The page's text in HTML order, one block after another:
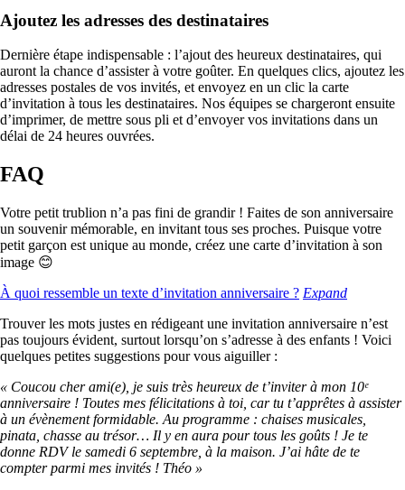
Ajoutez les adresses des destinataires
Dernière étape indispensable : l’ajout des heureux destinataires, qui
auront la chance d’assister à votre goûter. En quelques clics, ajoutez les
adresses postales de vos invités, et envoyez en un clic la carte
d’invitation à tous les destinataires. Nos équipes se chargeront ensuite
d’imprimer, de mettre sous pli et d’envoyer vos invitations dans un
délai de 24 heures ouvrées.
FAQ
Votre petit trublion n’a pas fini de grandir ! Faites de son anniversaire
un souvenir mémorable, en invitant tous ses proches. Puisque votre
petit garçon est unique au monde, créez une carte d’invitation à son
image 😊
À quoi ressemble un texte d’invitation anniversaire ? Expand
Trouver les mots justes en rédigeant une invitation anniversaire n’est
pas toujours évident, surtout lorsqu’on s’adresse à des enfants ! Voici
quelques petites suggestions pour vous aiguiller :
« Coucou cher ami(e), je suis très heureux de t’inviter à mon 10ᵉ
anniversaire ! Toutes mes félicitations à toi, car tu t’apprêtes à assister
à un évènement formidable. Au programme : chaises musicales,
pinata, chasse au trésor… Il y en aura pour tous les goûts ! Je te
donne RDV le samedi 6 septembre, à la maison. J’ai hâte de te
compter parmi mes invités ! Théo »